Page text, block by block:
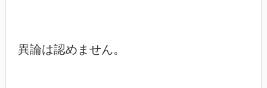
異論は認めません。